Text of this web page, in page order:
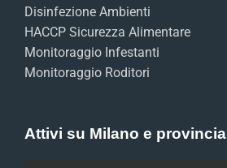
Disinfezione Ambienti
HACCP Sicurezza Alimentare
Monitoraggio Infestanti
Monitoraggio Roditori
Attivi su Milano e provincia